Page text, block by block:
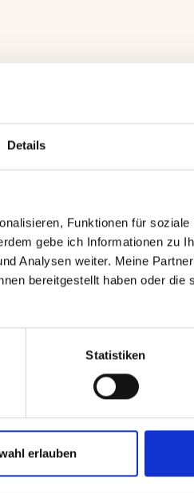
Details
Funktionen für
gebe ich Informationen zu
Analysen weiter. Meine
bereitgestellt haben oder die
Statistiken
erlauben
den Effekt.